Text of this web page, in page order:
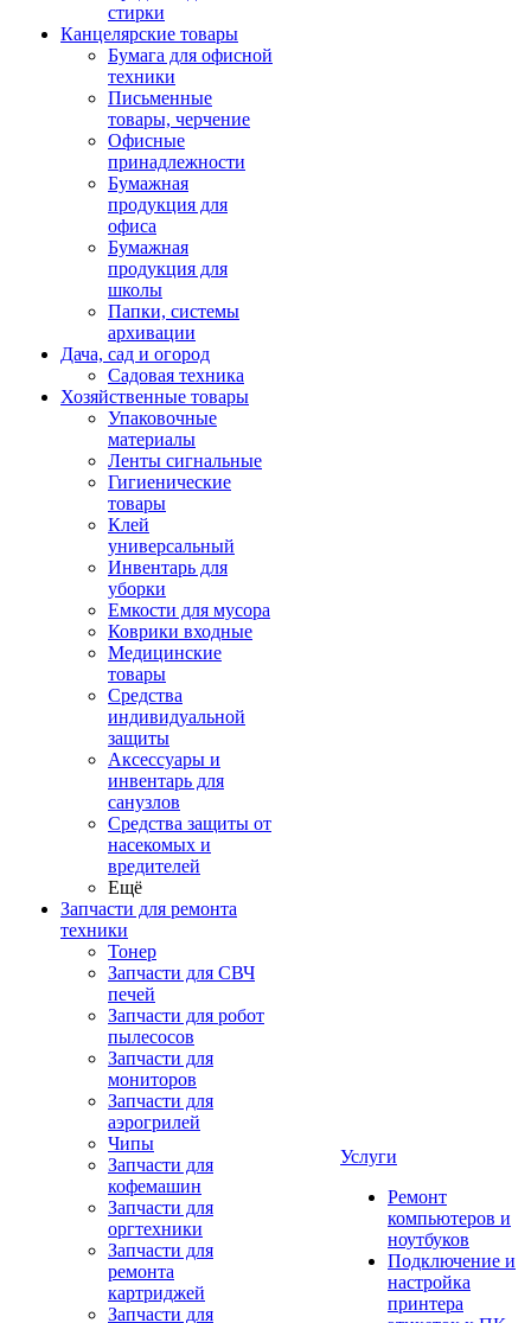
стирки
Канцелярские товары
Бумага для офисной
техники
Письменные
товары, черчение
Офисные
принадлежности
Бумажная
продукция для
офиса
Бумажная
продукция для
школы
Папки, системы
архивации
Дача, сад и огород
Садовая техника
Хозяйственные товары
Упаковочные
материалы
Ленты сигнальные
Гигиенические
товары
Клей
универсальный
Инвентарь для
уборки
Емкости для мусора
Коврики входные
Медицинские
товары
Средства
индивидуальной
защиты
Аксессуары и
инвентарь для
санузлов
Средства защиты от
насекомых и
вредителей
Ещё
Запчасти для ремонта
техники
Тонер
Запчасти для СВЧ
печей
Запчасти для робот
пылесосов
Запчасти для
мониторов
Запчасти для
аэрогрилей
Чипы
Запчасти для
кофемашин
Запчасти для
оргтехники
Запчасти для
ремонта
картриджей
Запчасти для
Услуги
Ремонт
компьютеров и
ноутбуков
Подключение и
настройка
принтера